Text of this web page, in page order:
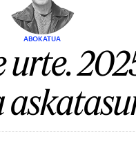
ABOKATUA
urte.